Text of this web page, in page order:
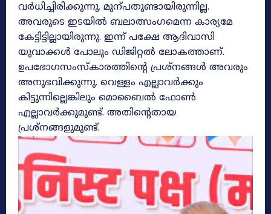
വർധിച്ചിരിക്കുന്നു. മുന്പതുണ്ടായിരുന്നില്ല.
അവരുടെ ഇടയിൽ ബലാത്സംഗമെന്ന കാര്യമേ
കേട്ടിട്ടില്ലായിരുന്നു. ഇന്ന് പക്ഷേ ആദിവാസി
യുവാക്കൾ പോലും ഡിജിറ്റൽ ലോകത്താണ്.
ഉപഭോഗസംസ്കാരത്തിന്റെ പ്രശ്നങ്ങൾ അവരും
അനുഭവിക്കുന്നു. വെള്ളം എല്ലാവർക്കും
കിട്ടുന്നില്ലെങ്കിലും മൊബൈൽ ഫോൺ
എല്ലാവർക്കുമുണ്ട്. അതിന്റെതായ
പ്രശ്നങ്ങളുമുണ്ട്.